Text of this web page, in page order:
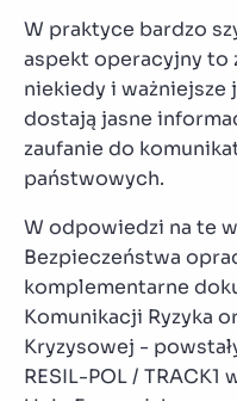
W praktyce bardzo
aspekt operacyjny to
niekiedy i
dostają jasne
zaufanie do
państwowych.
W odpowiedzi na te
Bezpieczeństwa
komplementarne
Komunikacji Ryzyka
Kryzysowej -
RESIL-POL /